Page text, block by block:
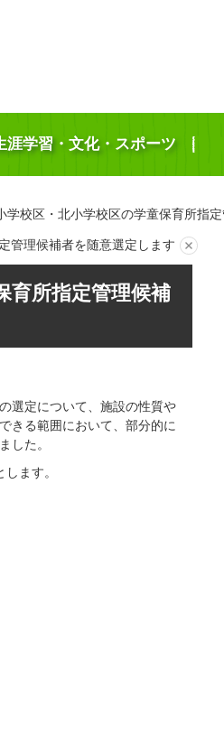
涯学習・文化・スポーツ
学校区・北小学校区の学童保育所指
管理候補者を随意選定します
育所指定管理候補
選定について、施設の性質や
きる範囲において、部分的に
した。
ます。